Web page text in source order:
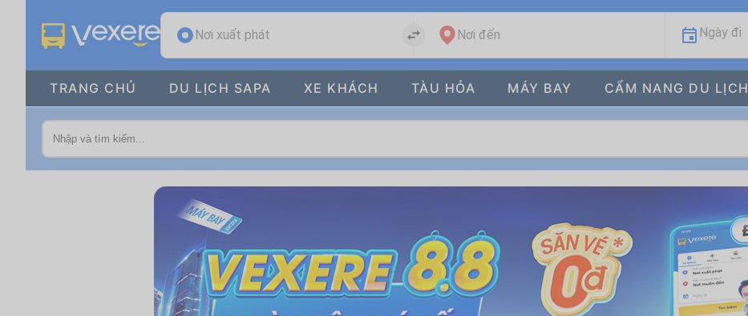
Nơi xuất phát Nơi đến Ngày đi
TRANG CHỦ DU LỊCH SAPA XE KHÁCH TÀU HỎA MÁY BAY CẨM NANG DU LỊCH